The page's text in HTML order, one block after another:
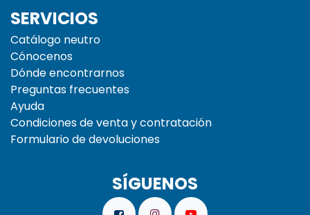
SERVICIOS
Catálogo neutro
Cónocenos
Dónde encontrarnos
Preguntas frecuentes
Ayuda
Condiciones de venta y contratación
Formulario de devoluciones
SÍGUENOS